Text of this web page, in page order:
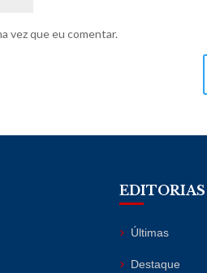
vez que eu comentar.
EDITORIAS
Últimas
Destaque